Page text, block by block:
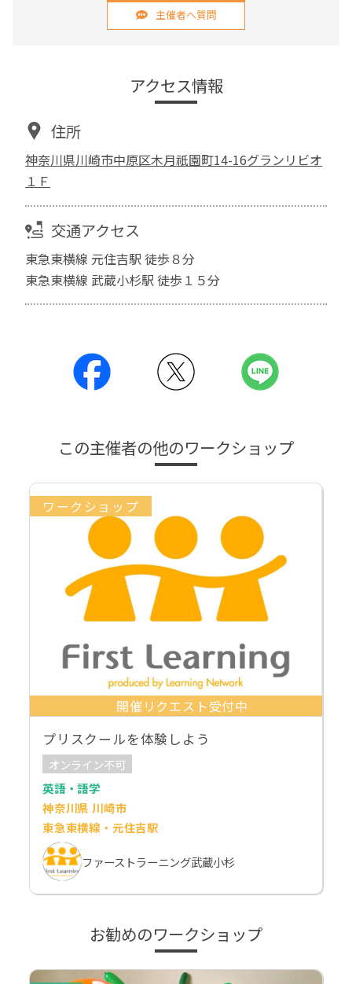
主催者へ質問
アクセス情報
住所
神奈川県川崎市中原区木月祇園町14-16グランリビオ
１Ｆ
交通アクセス
東急東横線 元住吉駅 徒歩８分
東急東横線 武蔵小杉駅 徒歩１５分
この主催者の他のワークショップ
ワークショップ
開催リクエスト受付中
プリスクールを体験しよう
オンライン不可
英語・語学
神奈川県 川崎市
東急東横線・元住吉駅
ファーストラーニング武蔵小杉
お勧めのワークショップ